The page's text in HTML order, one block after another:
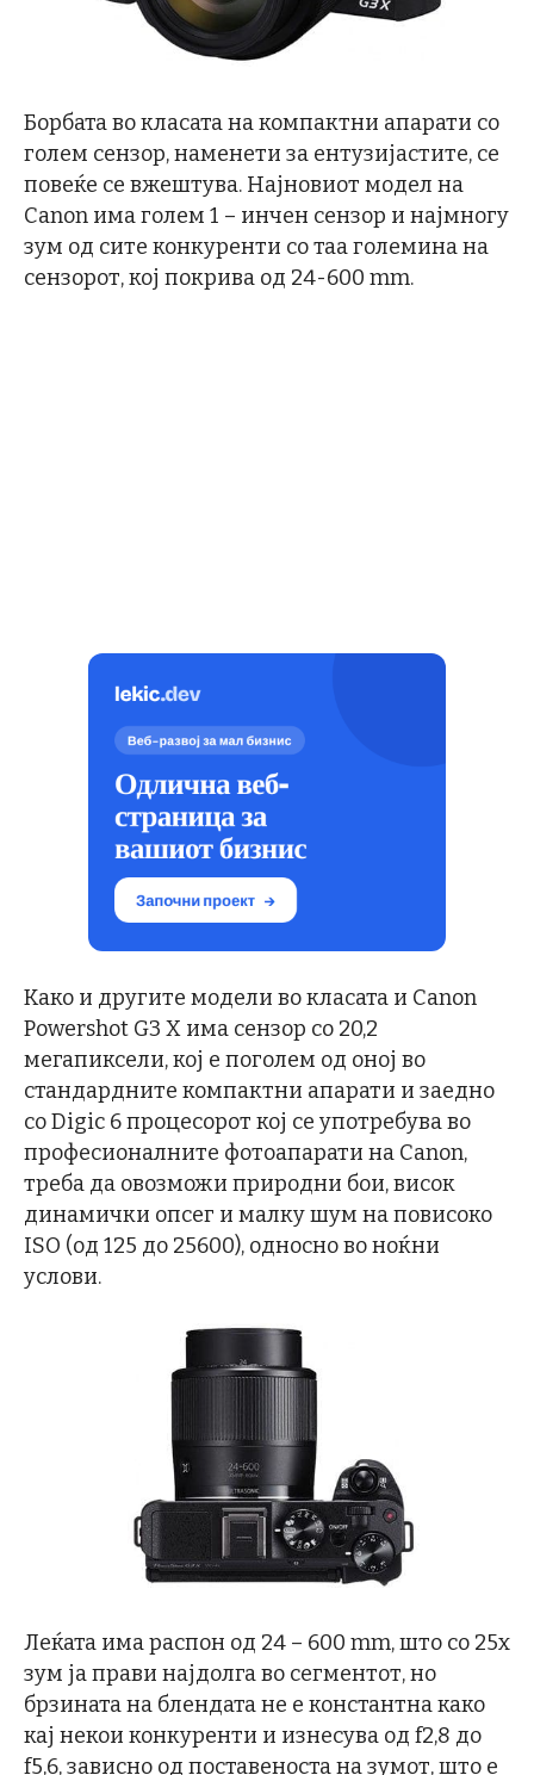
Борбата во класата на компактни апарати со
голем сензор, наменети за ентузијастите, се
повеќе се вжештува. Најновиот модел на
Canon има голем 1 – инчен сензор и најмногу
зум од сите конкуренти со таа големина на
сензорот, кој покрива од 24-600 mm.
Како и другите модели во класата и Canon
Powershot G3 X има сензор со 20,2
мегапиксели, кој е поголем од оној во
стандардните компактни апарати и заедно
со Digic 6 процесорот кој се употребува во
професионалните фотоапарати на Canon,
треба да овозможи природни бои, висок
динамички опсег и малку шум на повисоко
ISO (од 125 до 25600), односно во ноќни
услови.
Леќата има распон од 24 – 600 mm, што со 25х
зум ја прави најдолга во сегментот, но
брзината на блендата не е константна како
кај некои конкуренти и изнесува од f2,8 до
f5,6, зависно од поставеноста на зумот, што е